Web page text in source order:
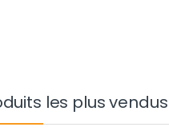
les plus vendus